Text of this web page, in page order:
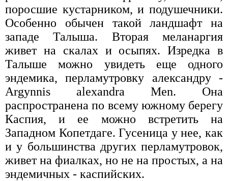
поросшие кустарником, и подушечники.
Особенно обычен такой ландшафт на
западе Талыша. Вторая меланаргия
живет на скалах и осыпях. Изредка в
Талыше можно увидеть еще одного
эндемика, перламутровку александру -
Argynnis alexandra Men. Она
распространена по всему южному берегу
Каспия, и ее можно встретить на
Западном Копетдаге. Гусеница у нее, как
и у большинства других перламутровок,
живет на фиалках, но не на простых, а на
эндемичных - каспийских.